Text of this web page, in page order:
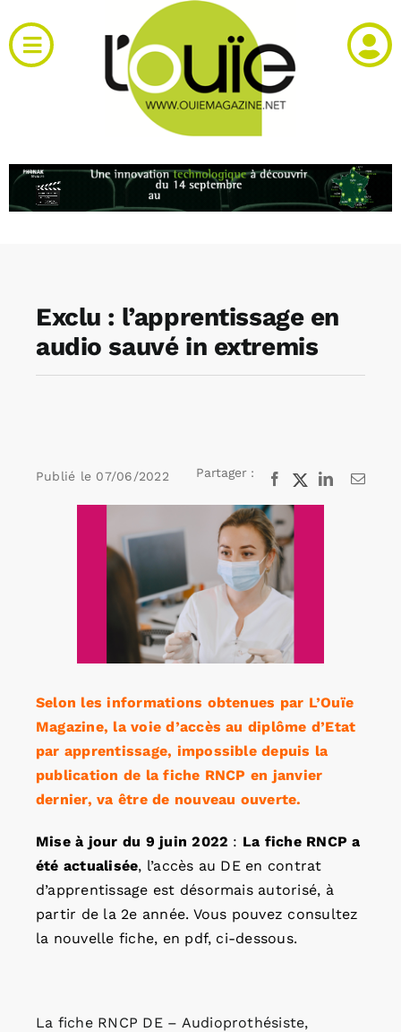
au
contenu
Toggle
Navigation
RH et emploi
Agenda
Annonces emploi
Exclu : l’apprentissage en
audio sauvé in extremis
Publié le 07/06/2022 Partager : Facebook
X LinkedInEmail
Selon les informations obtenues par L’Ouïe
Magazine, la voie d’accès au diplôme d’Etat
par apprentissage, impossible depuis la
publication de la fiche RNCP en janvier
dernier, va être de nouveau ouverte.
Mise à jour du 9 juin 2022 : La fiche RNCP a
été actualisée, l’accès au DE en contrat
d’apprentissage est désormais autorisé, à
partir de la 2e année. Vous pouvez consultez
la nouvelle fiche, en pdf, ci-dessous.
La fiche RNCP DE – Audioprothésiste,